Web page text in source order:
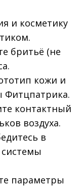
и косметику
бритьё (не
кожи и
контактный
воздуха.
в
параметры